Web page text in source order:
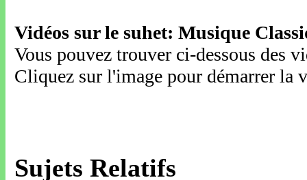
Vidéos sur le suhet: Musique
Vous pouvez trouver ci-dessous des
Cliquez sur l'image pour démarrer la
Sujets Relatifs